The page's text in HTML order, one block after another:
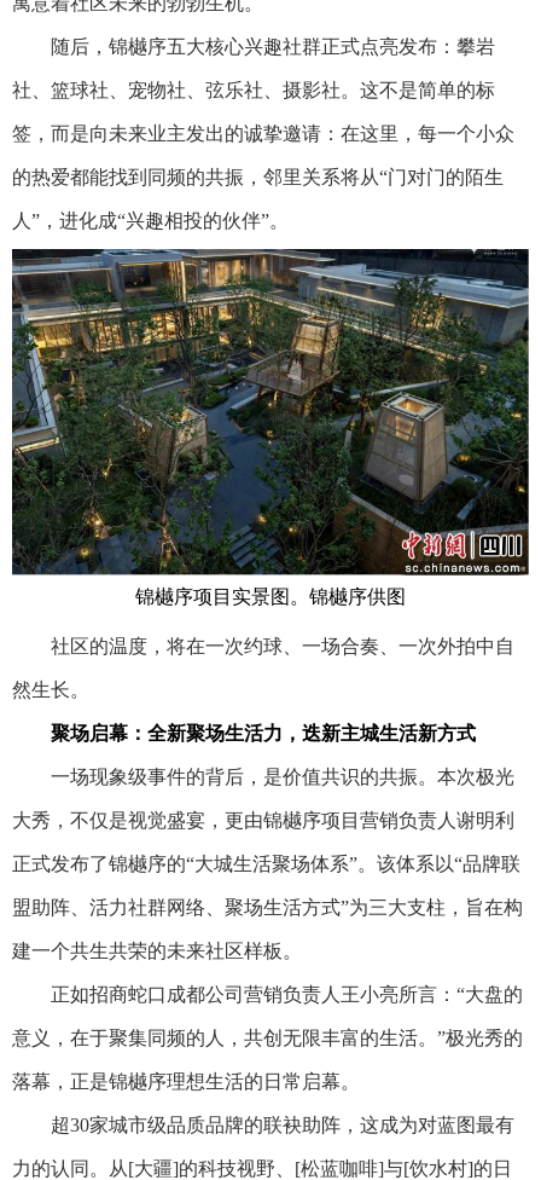
随后，锦樾序五大核心兴趣社群正式点亮发布：攀岩
社、篮球社、宠物社、弦乐社、摄影社。这不是简单的标
签，而是向未来业主发出的诚挚邀请：在这里，每一个小众
的热爱都能找到同频的共振，邻里关系将从“门对门的陌生
人”，进化成“兴趣相投的伙伴”。
锦樾序项目实景图。锦樾序供图
社区的温度，将在一次约球、一场合奏、一次外拍中自
然生长。
聚场启幕：全新聚场生活力，迭新主城生活新方式
一场现象级事件的背后，是价值共识的共振。本次极光
大秀，不仅是视觉盛宴，更由锦樾序项目营销负责人谢明利
正式发布了锦樾序的“大城生活聚场体系”。该体系以“品牌联
盟助阵、活力社群网络、聚场生活方式”为三大支柱，旨在构
建一个共生共荣的未来社区样板。
正如招商蛇口成都公司营销负责人王小亮所言：“大盘的
意义，在于聚集同频的人，共创无限丰富的生活。”极光秀的
落幕，正是锦樾序理想生活的日常启幕。
超30家城市级品质品牌的联袂助阵，这成为对蓝图最有
力的认同。从[大疆]的科技视野、[松蓝咖啡]与[饮水村]的日